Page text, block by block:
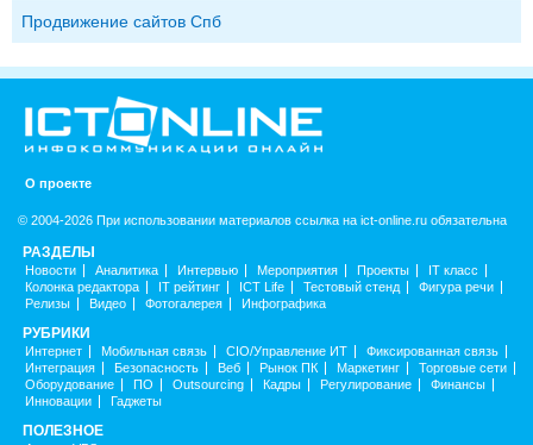
Продвижение сайтов Спб
О проекте
© 2004-2026 При использовании материалов ссылка на ict-online.ru обязательна
РАЗДЕЛЫ
Новости Аналитика Интервью Мероприятия Проекты
IT класс
Колонка редактора
IT рейтинг ICT Life Тестовый стенд
Фигура речи
Релизы
Видео Фотогалерея Инфографика
РУБРИКИ
Интернет Мобильная связь CIO/Управление ИТ
Фиксированная связь
Интеграция
Безопасность Веб Рынок ПК Маркетинг
Торговые сети
Оборудование
ПО Outsourcing Кадры Регулирование
Финансы
Инновации
Гаджеты
ПОЛЕЗНОЕ